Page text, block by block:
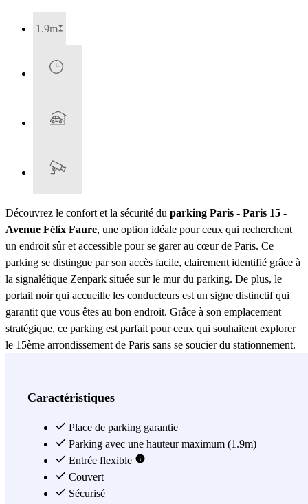
1.9m
Découvrez le confort et la sécurité du parking Paris - Paris 15 -
Avenue Félix Faure, une option idéale pour ceux qui recherchent
un endroit sûr et accessible pour se garer au cœur de Paris. Ce
parking se distingue par son accès facile, clairement identifié grâce à
la signalétique Zenpark située sur le mur du parking. De plus, le
portail noir qui accueille les conducteurs est un signe distinctif qui
garantit que vous êtes au bon endroit. Grâce à son emplacement
stratégique, ce parking est parfait pour ceux qui souhaitent explorer
le 15ème arrondissement de Paris sans se soucier du stationnement.
conçu pour être intuitif, permettant aux utilisateurs d’entrer et de
l’identification du lieu, mais garantit également que les conducteurs
puissent trouver l’entrée sans difficulté. Ce détail est particulièrement
utile pour ceux qui visitent la zone pour la première fois et cherchent
un endroit fiable pour laisser leur véhicule. En plus de son excellente
localisation et de son accès facile, le
Caractéristiques
Place de parking garantie
Parking avec une hauteur maximum (1.9m)
Entrée flexible
Couvert
Sécurisé